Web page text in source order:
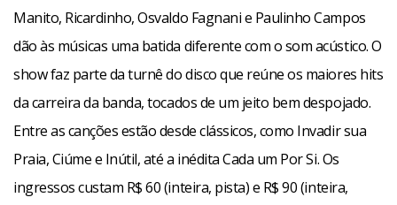
Manito, Ricardinho, Osvaldo Fagnani e Paulinho Campos
dão às músicas uma batida diferente com o som acústico. O
show faz parte da turnê do disco que reúne os maiores hits
da carreira da banda, tocados de um jeito bem despojado.
Entre as canções estão desde clássicos, como Invadir sua
Praia, Ciúme e Inútil, até a inédita Cada um Por Si. Os
ingressos custam R$ 60 (inteira, pista) e R$ 90 (inteira,